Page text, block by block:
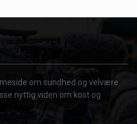
om sundhed og velvære.
nyttig viden om kost og